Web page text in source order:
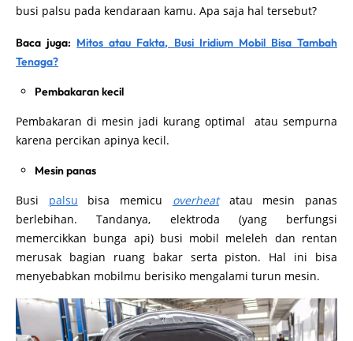
busi palsu pada kendaraan kamu. Apa saja hal tersebut?
Baca juga: Mitos atau Fakta, Busi Iridium Mobil Bisa Tambah
Tenaga?
Pembakaran kecil
Pembakaran di mesin jadi kurang optimal atau sempurna
karena percikan apinya kecil.
Mesin panas
Busi palsu bisa memicu overheatatau mesin panas
berlebihan. Tandanya, elektroda (yang berfungsi
memercikkan bunga api) busi mobil meleleh dan rentan
merusak bagian ruang bakar serta piston. Hal ini bisa
menyebabkan mobilmu berisiko mengalami turun mesin.